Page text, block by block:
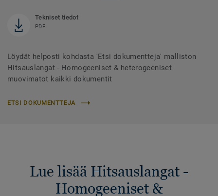
Tekniset tiedot
PDF
Löydät helposti kohdasta 'Etsi dokumentteja' malliston
Hitsauslangat - Homogeeniset & heterogeeniset
muovimatot kaikki dokumentit
ETSI DOKUMENTTEJA
Lue lisää Hitsauslangat -
Homogeeniset &